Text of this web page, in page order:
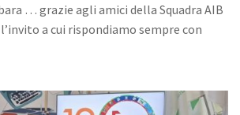
… grazie agli amici della Squadra AIB
a cui rispondiamo sempre con